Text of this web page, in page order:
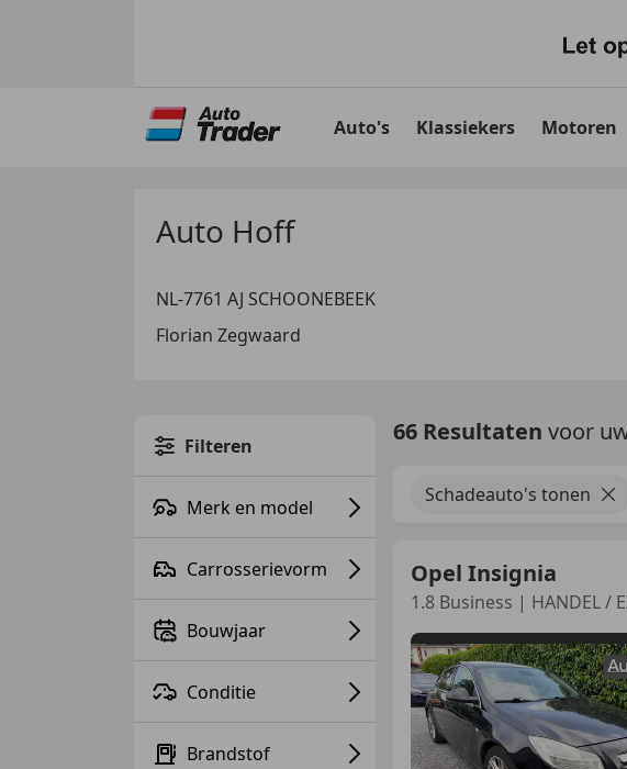
Auto's Klassiekers Motoren
Auto Hoff
NL-7761 AJ SCHOONEBEEK
Florian Zegwaard
Filteren
Merk en model
Carrosserievorm
Bouwjaar
Conditie
Brandstof
66 Resultaten voor
Schadeauto's tonen
Opel Insignia
1.8 Business | HANDEL /